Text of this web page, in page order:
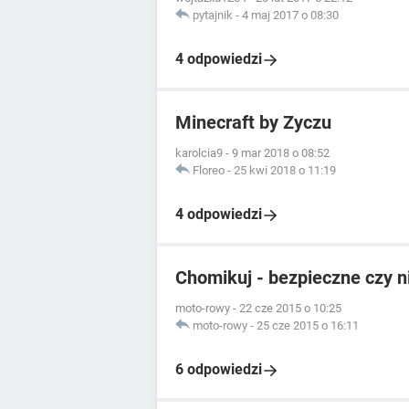
pytajnik - 4 maj 2017 o 08:30
4 odpowiedzi
Minecraft by Zyczu
karolcia9 - 9 mar 2018 o 08:52
Floreo - 25 kwi 2018 o 11:19
4 odpowiedzi
Chomikuj - bezpieczne czy
moto-rowy - 22 cze 2015 o 10:25
moto-rowy - 25 cze 2015 o 16:11
6 odpowiedzi